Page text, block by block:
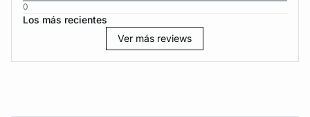
0
Los más recientes
Ver más reviews